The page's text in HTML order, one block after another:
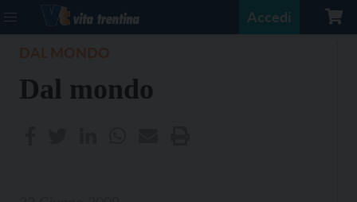
Accedi
Dal mondo